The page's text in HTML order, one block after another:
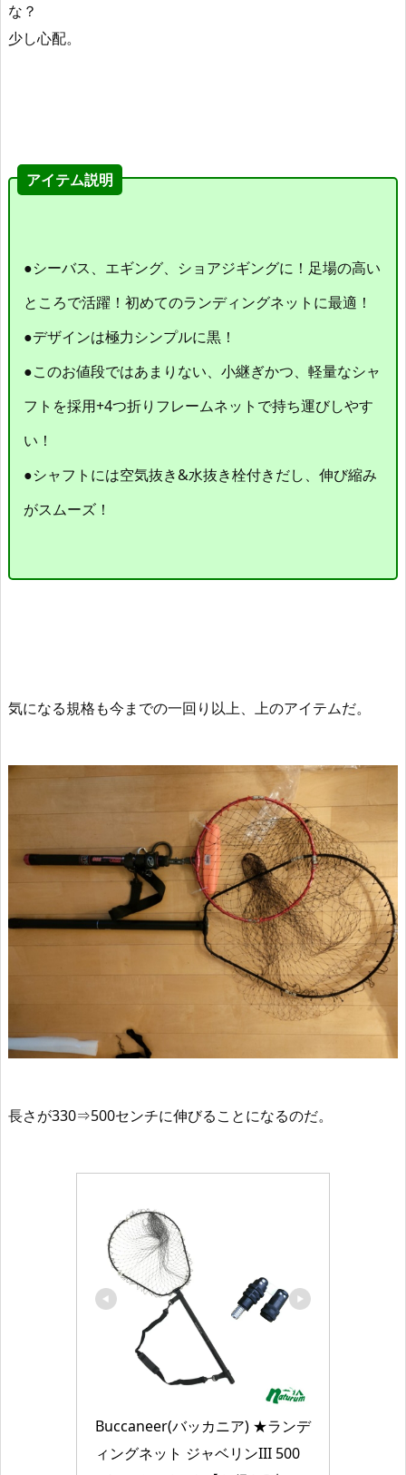
な？
少し心配。
アイテム説明
●シーバス、エギング、ショアジギングに！足場の高い
ところで活躍！初めてのランディングネットに最適！
●デザインは極力シンプルに黒！
●このお値段ではあまりない、小継ぎかつ、軽量なシャ
フトを採用+4つ折りフレームネットで持ち運びしやす
い！
●シャフトには空気抜き&水抜き栓付きだし、伸び縮み
がスムーズ！
気になる規格も今までの一回り以上、上のアイテムだ。
長さが330⇒500センチに伸びることになるのだ。
Buccaneer(バッカニア) ★ランデ
ィングネット ジャベリンIII 500